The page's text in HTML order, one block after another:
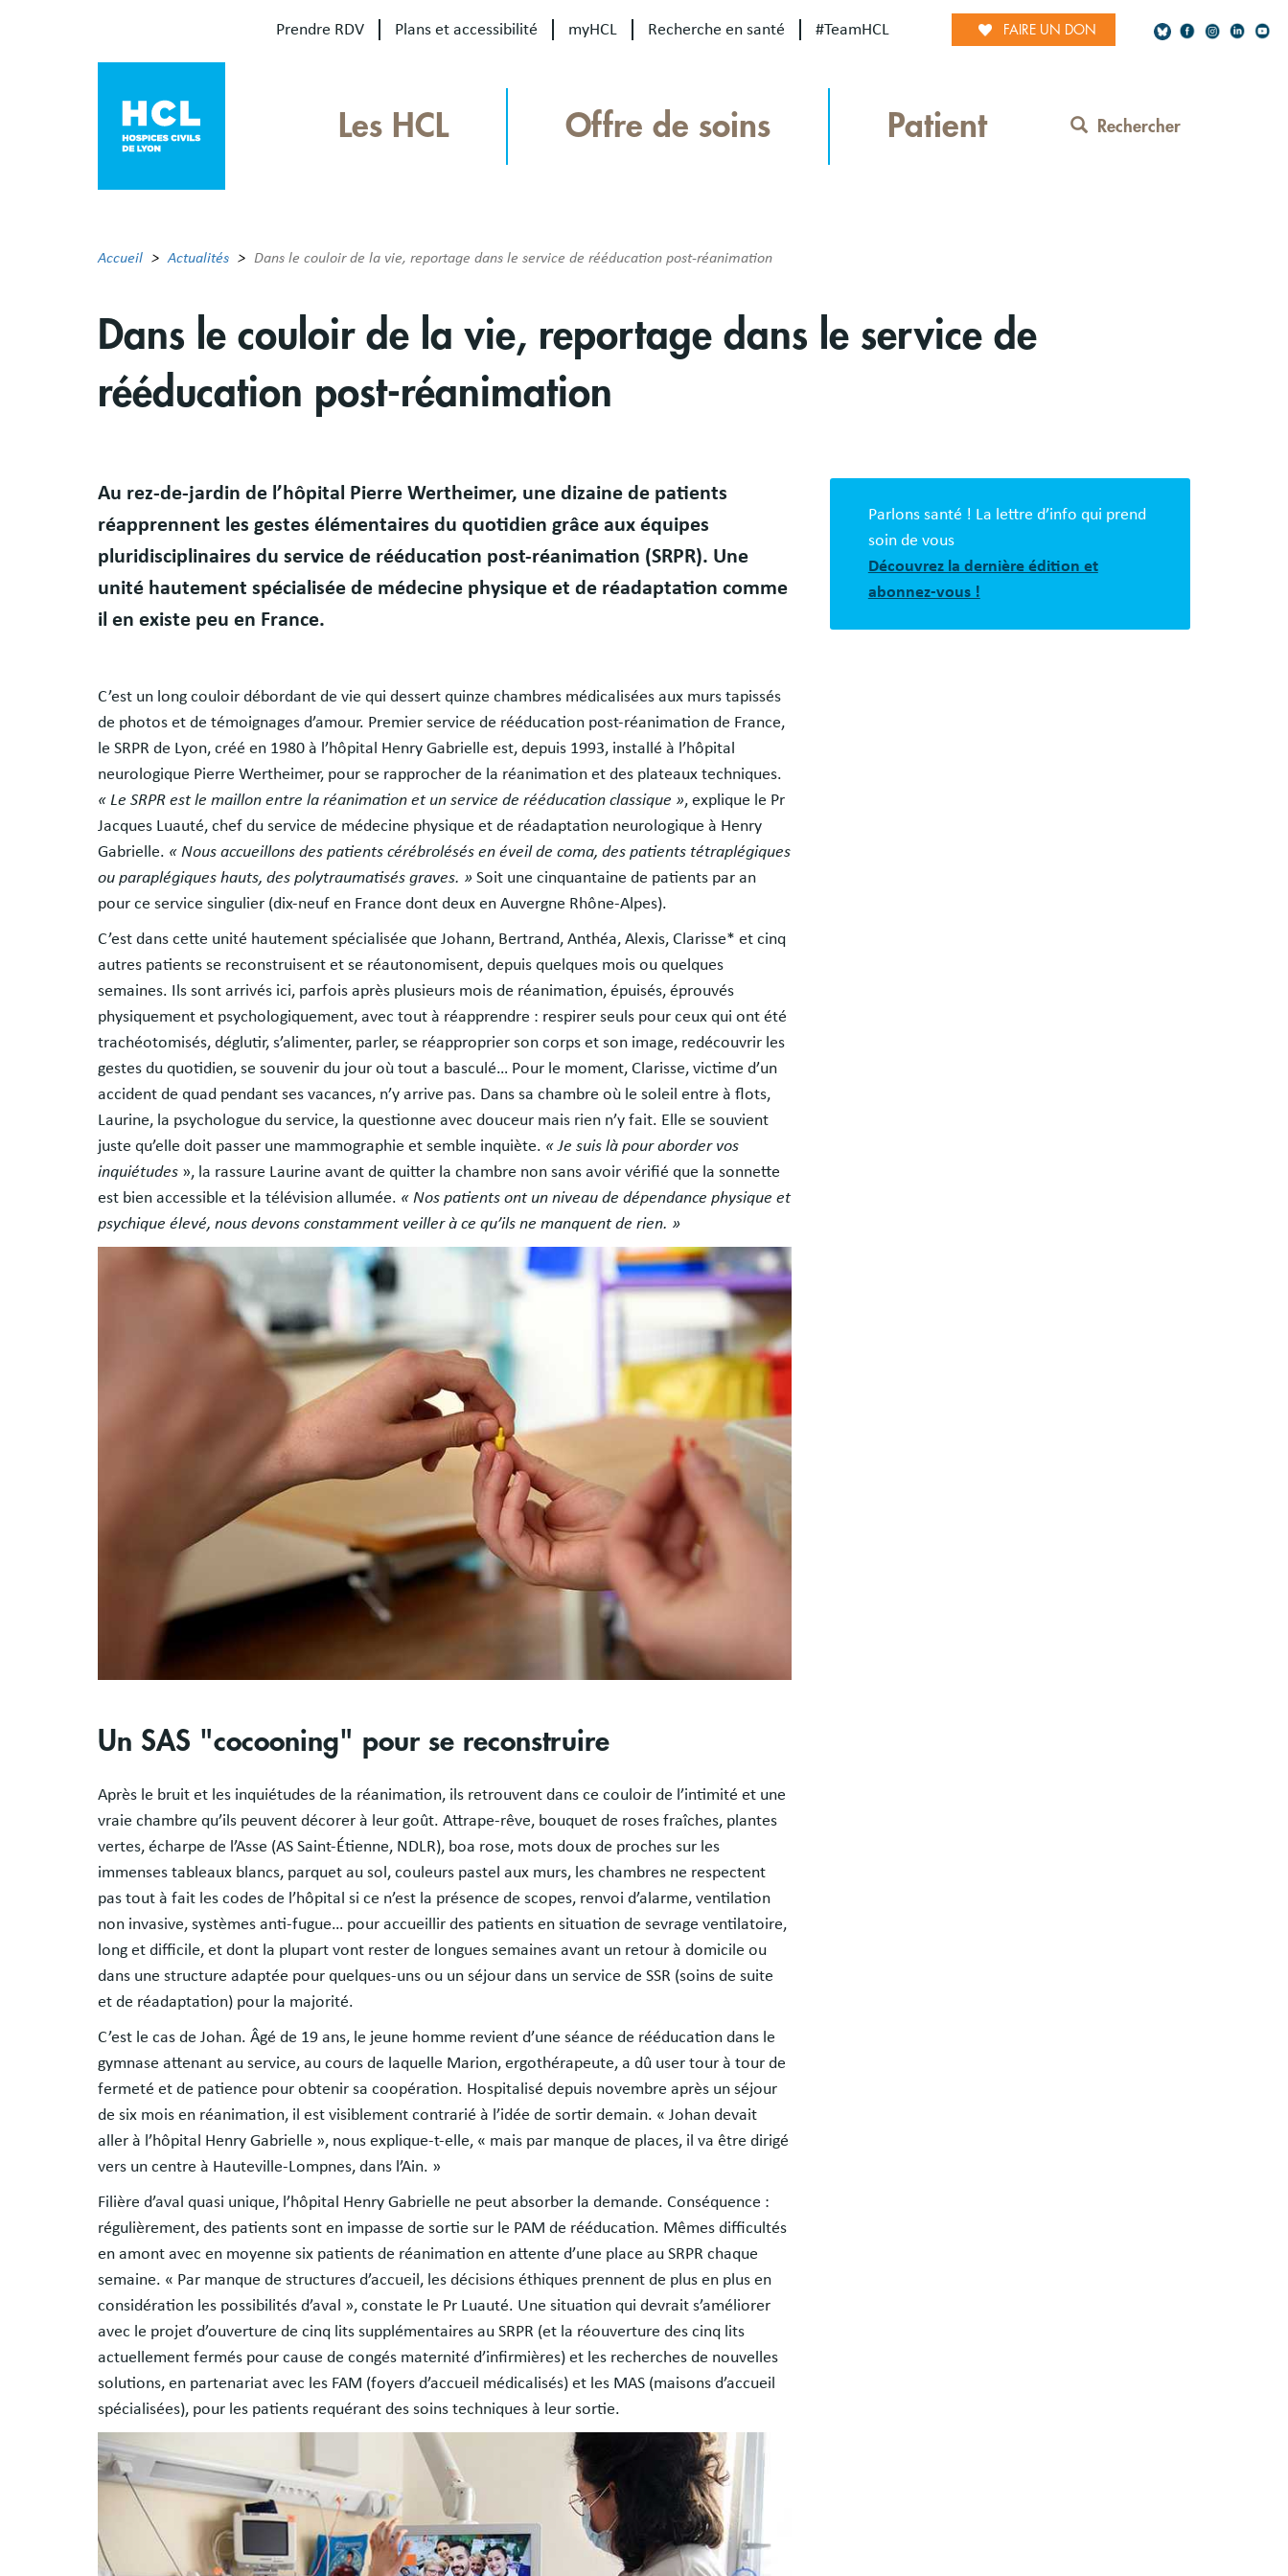
Prendre RDV Plans et accessibilité myHCL Recherche en santé #TeamHCL FAIRE UN DON
Network
Les HCL Offre de soins Patient Rechercher
Accueil Actualités Dans le couloir de la vie, reportage dans le service de rééducation post-réanimation
Dans le couloir de la vie, reportage dans le service de
rééducation post-réanimation
Au rez-de-jardin de l’hôpital Pierre Wertheimer, une dizaine de patients
réapprennent les gestes élémentaires du quotidien grâce aux équipes
pluridisciplinaires du service de rééducation post-réanimation (SRPR). Une
unité hautement spécialisée de médecine physique et de réadaptation comme
il en existe peu en France.
C’est un long couloir débordant de vie qui dessert quinze chambres médicalisées aux murs tapissés
de photos et de témoignages d’amour. Premier service de rééducation post-réanimation de France,
le SRPR de Lyon, créé en 1980 à l’hôpital Henry Gabrielle est, depuis 1993, installé à l’hôpital
neurologique Pierre Wertheimer, pour se rapprocher de la réanimation et des plateaux techniques.
« Le SRPR est le maillon entre la réanimation et un service de rééducation classique », explique le Pr
Jacques Luauté, chef du service de médecine physique et de réadaptation neurologique à Henry
Gabrielle. « Nous accueillons des patients cérébrolésés en éveil de coma, des patients tétraplégiques
ou paraplégiques hauts, des polytraumatisés graves. » Soit une cinquantaine de patients par an
pour ce service singulier (dix-neuf en France dont deux en Auvergne Rhône-Alpes).
C’est dans cette unité hautement spécialisée que Johann, Bertrand, Anthéa, Alexis, Clarisse* et cinq
autres patients se reconstruisent et se réautonomisent, depuis quelques mois ou quelques
semaines. Ils sont arrivés ici, parfois après plusieurs mois de réanimation, épuisés, éprouvés
physiquement et psychologiquement, avec tout à réapprendre : respirer seuls pour ceux qui ont été
trachéotomisés, déglutir, s’alimenter, parler, se réapproprier son corps et son image, redécouvrir les
gestes du quotidien, se souvenir du jour où tout a basculé… Pour le moment, Clarisse, victime d’un
accident de quad pendant ses vacances, n’y arrive pas. Dans sa chambre où le soleil entre à flots,
Laurine, la psychologue du service, la questionne avec douceur mais rien n’y fait. Elle se souvient
juste qu’elle doit passer une mammographie et semble inquiète. « Je suis là pour aborder vos
inquiétudes », la rassure Laurine avant de quitter la chambre non sans avoir vérifié que la sonnette
est bien accessible et la télévision allumée. « Nos patients ont un niveau de dépendance physique et
psychique élevé, nous devons constamment veiller à ce qu’ils ne manquent de rien. »
Un SAS "cocooning" pour se reconstruire
Après le bruit et les inquiétudes de la réanimation, ils retrouvent dans ce couloir de l’intimité et une
vraie chambre qu’ils peuvent décorer à leur goût. Attrape-rêve, bouquet de roses fraîches, plantes
vertes, écharpe de l’Asse (AS Saint-Étienne, NDLR), boa rose, mots doux de proches sur les
immenses tableaux blancs, parquet au sol, couleurs pastel aux murs, les chambres ne respectent
pas tout à fait les codes de l’hôpital si ce n’est la présence de scopes, renvoi d’alarme, ventilation
non invasive, systèmes anti-fugue… pour accueillir des patients en situation de sevrage ventilatoire,
long et difficile, et dont la plupart vont rester de longues semaines avant un retour à domicile ou
dans une structure adaptée pour quelques-uns ou un séjour dans un service de SSR (soins de suite
et de réadaptation) pour la majorité.
C’est le cas de Johan. Âgé de 19 ans, le jeune homme revient d’une séance de rééducation dans le
gymnase attenant au service, au cours de laquelle Marion, ergothérapeute, a dû user tour à tour de
fermeté et de patience pour obtenir sa coopération. Hospitalisé depuis novembre après un séjour
de six mois en réanimation, il est visiblement contrarié à l’idée de sortir demain. « Johan devait
aller à l’hôpital Henry Gabrielle », nous explique-t-elle, « mais par manque de places, il va être dirigé
vers un centre à Hauteville-Lompnes, dans l’Ain. »
Filière d’aval quasi unique, l’hôpital Henry Gabrielle ne peut absorber la demande. Conséquence :
régulièrement, des patients sont en impasse de sortie sur le PAM de rééducation. Mêmes difficultés
en amont avec en moyenne six patients de réanimation en attente d’une place au SRPR chaque
semaine. « Par manque de structures d’accueil, les décisions éthiques prennent de plus en plus en
considération les possibilités d’aval », constate le Pr Luauté. Une situation qui devrait s’améliorer
avec le projet d’ouverture de cinq lits supplémentaires au SRPR (et la réouverture des cinq lits
actuellement fermés pour cause de congés maternité d’infirmières) et les recherches de nouvelles
solutions, en partenariat avec les FAM (foyers d’accueil médicalisés) et les MAS (maisons d’accueil
spécialisées), pour les patients requérant des soins techniques à leur sortie.
Image
Parlons santé ! La lettre d’info qui prend
soin de vous
Découvrez la dernière édition et
abonnez-vous !